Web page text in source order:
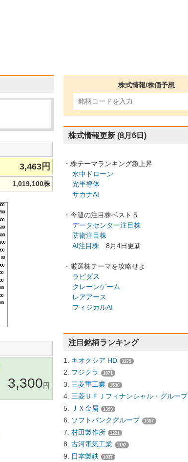
3,463 円
1,019,100株
3,300円
株式情報/株価予想
株式情報更新 (8月6日)
・株テーマランキング急上昇
水中ドローン
光半導体
サカナAI
・今週の注目株ベスト５
データセンター注目株
防衛注目株
AI注目株 8月4日更新
・厳選株テーマを攻略せよ
ラピダス
クレーンゲーム
レアアース
フィジカルAI
注目銘柄ランキング
キオクシア HD 3275
フジクラ 1871
三菱重工業 1536
三菱ＵＦＪフィナンシャル・グループ
ＪＸ金属 1399
ソフトバンクグループ 1357
村田製作所 1221
古河電気工業 1152
日本製鉄 1037